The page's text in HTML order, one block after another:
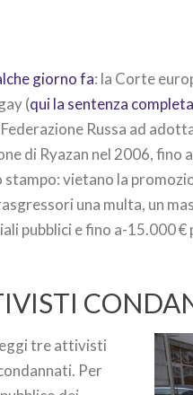
giorno fa: la Corte
(qui la sentenza completa
Russa ad
di Ryazan nel 2006, fino
vietano la
una multa, un
pubblici e fino a-15.000 €
tre attivisti
Per